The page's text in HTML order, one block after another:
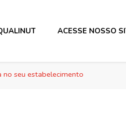
ACESSE NOSSO
no seu estabelecimento